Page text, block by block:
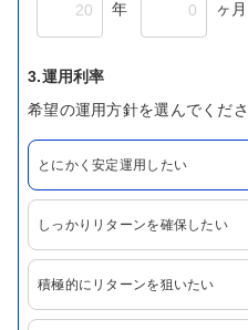
年 ヶ月
3.運用利率
希望の運用方針を選んでくださ
とにかく安定運用したい
しっかりリターンを確保したい
積極的にリターンを狙いたい